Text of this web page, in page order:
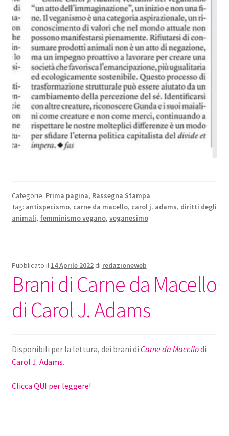
Categorie: Prima pagina, Rassegna Stampa
Tag: antispecismo, carne da macello, carol j. adams, diritti degli
animali, femminismo vegano, veganesimo
Pubblicato il 14 Aprile 2022 di redazioneweb
Brani di Carne da Macello
di Carol J. Adams
Disponibili per la lettura, dei brani di Carne da Macellodi
Carol J. Adams.
Clicca QUI per leggere!